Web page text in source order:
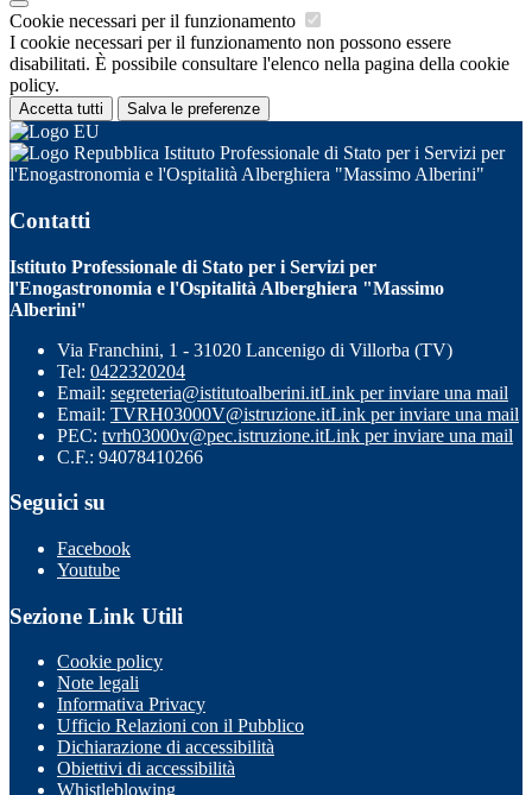
Cookie necessari per il funzionamento
I cookie necessari per il funzionamento non possono essere
disabilitati. È possibile consultare l'elenco nella pagina della cookie
policy.
Accetta tutti Salva le preferenze
Istituto Professionale di Stato per i Servizi per
l'Enogastronomia e l'Ospitalità Alberghiera "Massimo Alberini"
Contatti
Istituto Professionale di Stato per i Servizi per
l'Enogastronomia e l'Ospitalità Alberghiera "Massimo
Alberini"
Via Franchini, 1 - 31020 Lancenigo di Villorba (TV)
Tel: 0422320204
Email: segreteria@istitutoalberini.itLink per inviare una mail
Email: TVRH03000V@istruzione.itLink per inviare una mail
PEC: tvrh03000v@pec.istruzione.itLink per inviare una mail
C.F.: 94078410266
Seguici su
Facebook
Youtube
Sezione Link Utili
Cookie policy
Note legali
Informativa Privacy
Ufficio Relazioni con il Pubblico
Dichiarazione di accessibilità
Obiettivi di accessibilità
Whistleblowing